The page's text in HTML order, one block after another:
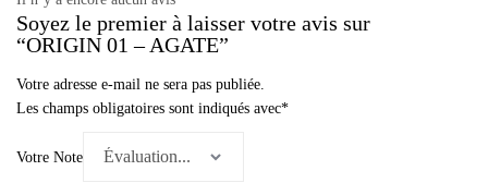
Soyez le premier à laisser votre avis sur
“ORIGIN 01 – AGATE”
Votre adresse e-mail ne sera pas publiée.
Les champs obligatoires sont indiqués avec*
Votre Note